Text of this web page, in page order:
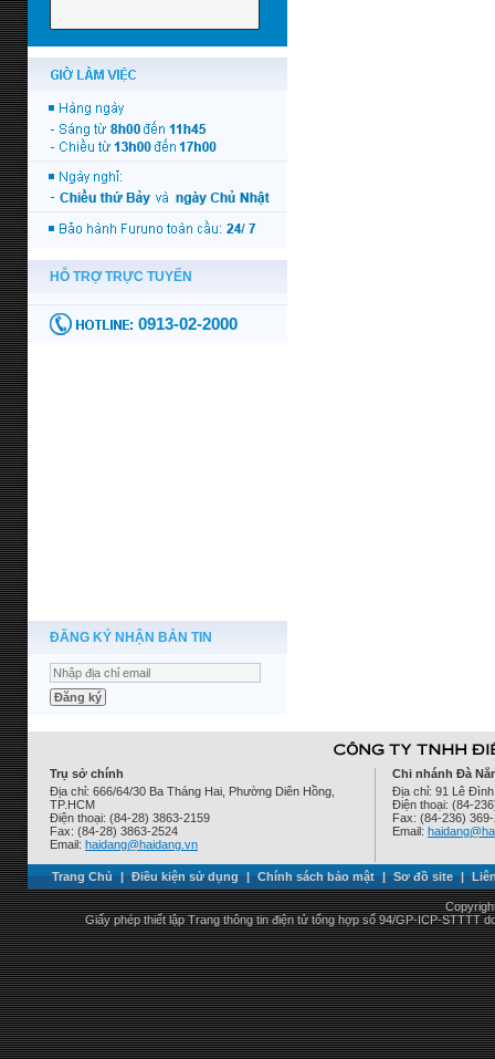
ĐĂNG KÝ NHẬN BẢN TIN
Trụ sở chính
Địa chỉ: 666/64/30 Ba Tháng Hai, Phường Diên Hồng,
TP.HCM
Điện thoại: (84-28) 3863-2159
Fax: (84-28) 3863-2524
Email: haidang@haidang.vn
Chi nhánh Đà
Địa chỉ: 91 Lê
Điện thoại: (84-
Fax: (84-236)
Email:
Trang Chủ | Điều kiện sử dụng | Chính sách bảo mật | Sơ đồ site |
Giấy phép thiết lập Trang thông tin điện tử tổng hợp số 94/GP-ICP-STTTT